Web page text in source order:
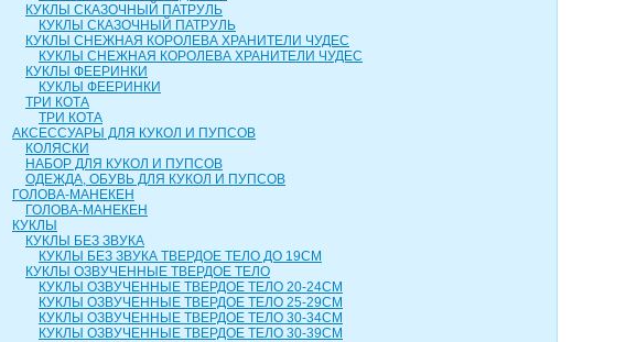
КУКЛЫ СКАЗОЧНЫЙ ПАТРУЛЬ
КУКЛЫ СКАЗОЧНЫЙ ПАТРУЛЬ
КУКЛЫ СНЕЖНАЯ КОРОЛЕВА ХРАНИТЕЛИ ЧУДЕС
КУКЛЫ СНЕЖНАЯ КОРОЛЕВА ХРАНИТЕЛИ ЧУДЕС
КУКЛЫ ФЕЕРИНКИ
КУКЛЫ ФЕЕРИНКИ
ТРИ КОТА
ТРИ КОТА
АКСЕССУАРЫ ДЛЯ КУКОЛ И ПУПСОВ
КОЛЯСКИ
НАБОР ДЛЯ КУКОЛ И ПУПСОВ
ОДЕЖДА, ОБУВЬ ДЛЯ КУКОЛ И ПУПСОВ
ГОЛОВА-МАНЕКЕН
ГОЛОВА-МАНЕКЕН
КУКЛЫ
КУКЛЫ БЕЗ ЗВУКА
КУКЛЫ БЕЗ ЗВУКА ТВЕРДОЕ ТЕЛО ДО 19СМ
КУКЛЫ ОЗВУЧЕННЫЕ ТВЕРДОЕ ТЕЛО
КУКЛЫ ОЗВУЧЕННЫЕ ТВЕРДОЕ ТЕЛО 20-24СМ
КУКЛЫ ОЗВУЧЕННЫЕ ТВЕРДОЕ ТЕЛО 25-29СМ
КУКЛЫ ОЗВУЧЕННЫЕ ТВЕРДОЕ ТЕЛО 30-34СМ
КУКЛЫ ОЗВУЧЕННЫЕ ТВЕРДОЕ ТЕЛО 30-39СМ